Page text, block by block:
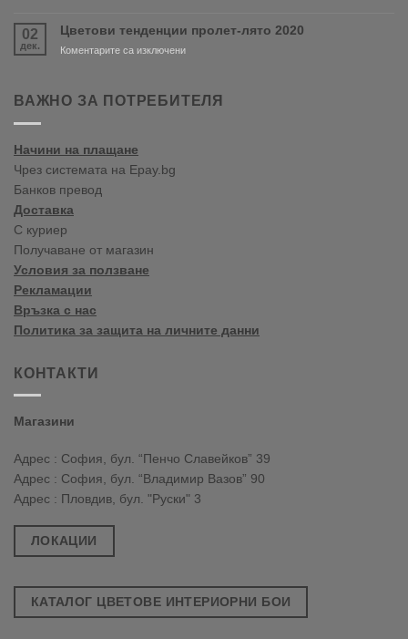
цветови
тенденции
Лято
02
дек.
Цветови тенденции пролет-лято 2020
Коментарите са изключениза
пролет-
ВАЖНО ЗА ПОТРЕБИТЕЛЯ
Начини на плащане
Чрез системата на Epay.bg
Банков превод
Доставка
С куриер
Получаване от магазин
Условия за ползване
Рекламации
Връзка с нас
Политика за защита на личните данни
КОНТАКТИ
Магазини
Адрес : София, бул. “Пенчо Славейков” 39
Адрес : София, бул. “Владимир Вазов” 90
Адрес : Пловдив, бул. "Руски" 3
ЛОКАЦИИ
КАТАЛОГ ЦВЕТОВЕ ИНТЕРИОРНИ БОИ